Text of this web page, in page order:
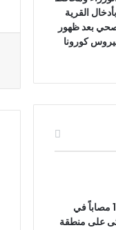
القرية
بعد ظهور
التحالف: 11 مصاباً في
على منطقة